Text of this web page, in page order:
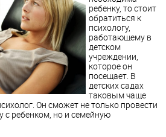
ребенку, то стоит
обратиться к
психологу,
работающему в
детском
учреждении,
которое он
посещает. В
детских садах
таковым чаще
Он сможет не только провести
с ребенком, но и семейную